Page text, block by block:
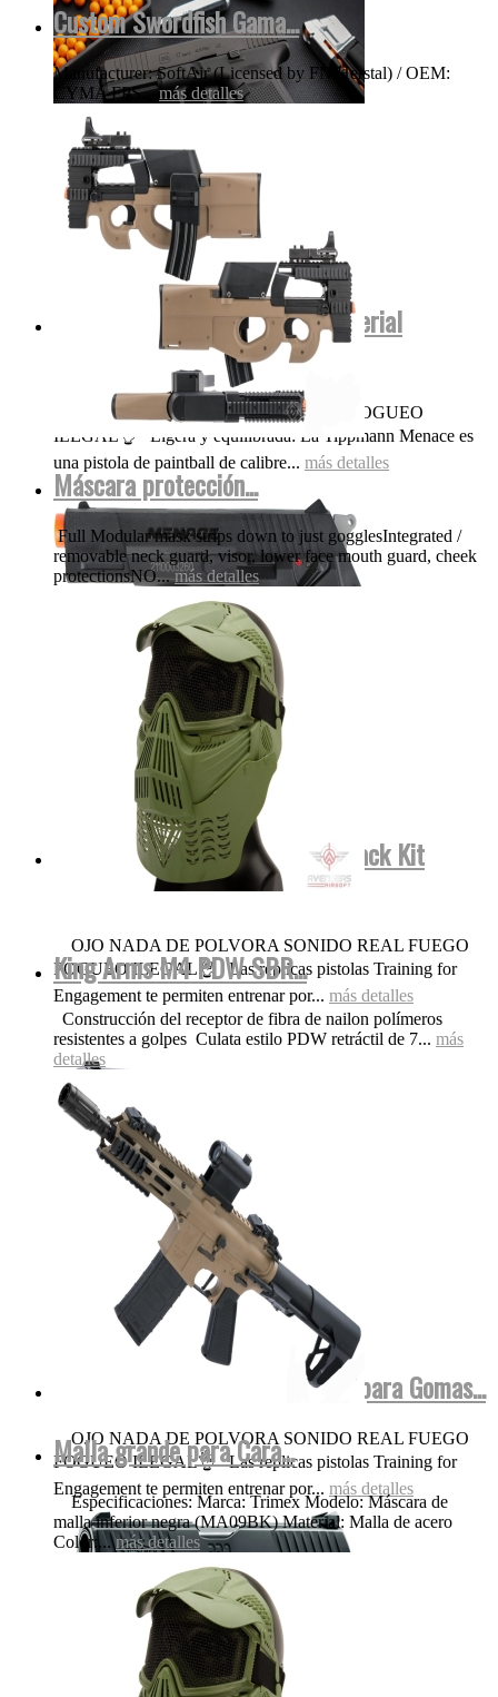
Menace Tippmann co2 .50 (Material
polímero No...
OJO NADA DE POLVORA FUEGO FOGUEO
ILEGAL👌 Ligera y equilibrada: La Tippmann Menace es
una pistola de paintball de calibre... más detalles
Smith&Wesson FulMetal Blowback Kit
Dispara Gomas...
OJO NADA DE POLVORA SONIDO REAL FUEGO
FOGUEO ILEGAL👌 Las replicas pistolas Training for
Engagement te permiten entrenar por... más detalles
Walther FulMetal Blowback Dispara Gomas...
OJO NADA DE POLVORA SONIDO REAL FUEGO
FOGUEO ILEGAL👌 Las replicas pistolas Training for
Engagement te permiten entrenar por... más detalles
Custom Swordfish Gama...
Manufacturer: SoftAir (Licensed by FN Herstal) / OEM:
CYMA FPS...más detalles
Máscara protección...
Full Modular mask strips down to just gogglesIntegrated /
removable neck guard, visor, lower face mouth guard, cheek
protectionsNO...más detalles
King Arms M4 PDW SBR...
Construcción del receptor de fibra de nailon polímeros
resistentes a golpes Culata estilo PDW retráctil de 7... más
detalles
Malla grande para Cara...
Especificaciones: Marca: Trimex Modelo: Máscara de
malla inferior negra (MA09BK) Material: Malla de acero
Color:...más detalles